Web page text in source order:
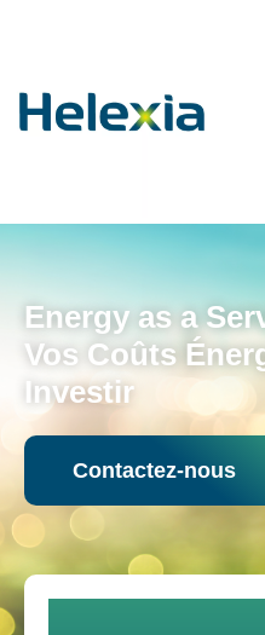
Energy as a
Vos Coûts
Investir
Contactez-nous